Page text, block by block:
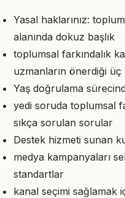
Yasal haklarınız:
alanında dokuz başlık
toplumsal farkındalık
uzmanların önerdiği üç
Yaş doğrulama
yedi soruda toplumsal
sıkça sorulan sorular
Destek hizmeti sunan
medya kampanyaları
standartlar
kanal seçimi sağlamak